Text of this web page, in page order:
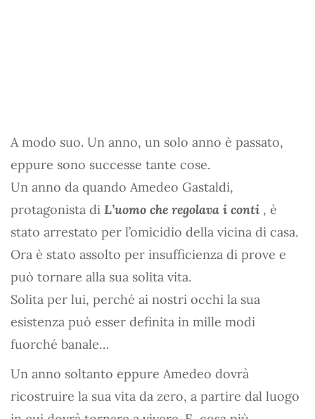
A modo suo. Un anno, un solo anno è passato,
eppure sono successe tante cose.
Un anno da quando Amedeo Gastaldi,
protagonista di L’uomo che regolava i conti , è
stato arrestato per l’omicidio della vicina di casa.
Ora è stato assolto per insufficienza di prove e
può tornare alla sua solita vita.
Solita per lui, perché ai nostri occhi la sua
esistenza può esser definita in mille modi
fuorché banale…
Un anno soltanto eppure Amedeo dovrà
ricostruire la sua vita da zero, a partire dal luogo